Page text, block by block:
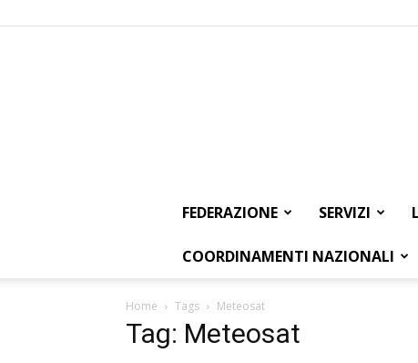
FEDERAZIONE SERVIZI
COORDINAMENTI NAZIONALI
Home Tags Meteosat
Tag: Meteosat